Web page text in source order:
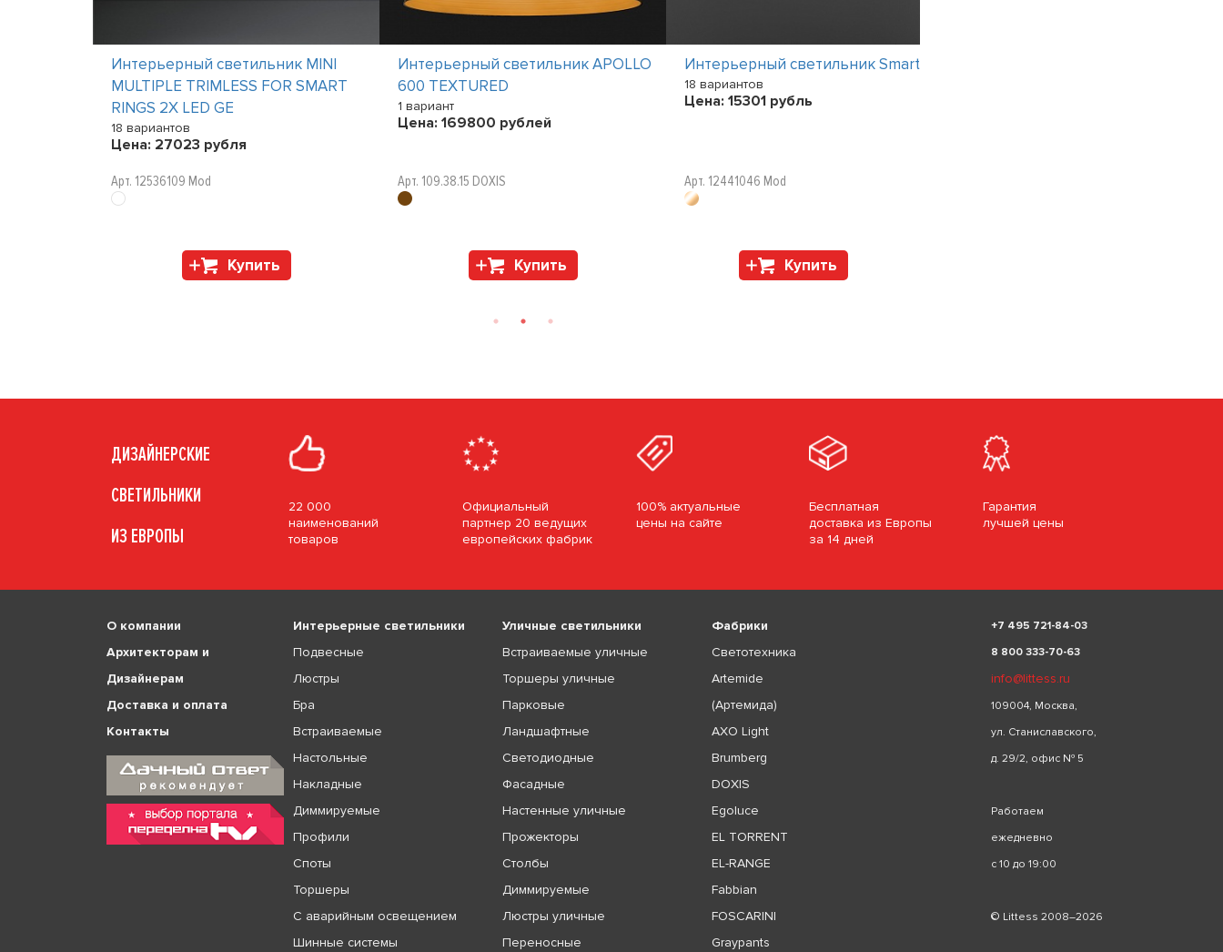
Интерьерный светильник MINI
MULTIPLE TRIMLESS FOR SMART
RINGS 2X LED GE
18 вариантов
Цена: 27023 рубля
Арт. 12536109 Mod
Купить
Интерьерный светильник APOLLO
600 TEXTURED
1 вариант
Цена: 169800 рублей
Арт. 109.38.15 DOXIS
Купить
Интерьерный светильник Smart
18 вариантов
Цена: 15301 рубль
Арт. 12441046 Mod
Купить
ДИЗАЙНЕРСКИЕ
СВЕТИЛЬНИКИ
ИЗ ЕВРОПЫ
22 000
наименований
товаров
Официальный
партнер 20 ведущих
европейских фабрик
100% актуальные
цены на сайте
Бесплатная
доставка из Европы
за 14 дней
Гарантия
лучшей цены
О компании
Архитекторам и
Дизайнерам
Доставка и оплата
Контакты
Интерьерные светильники
Подвесные
Люстры
Бра
Встраиваемые
Настольные
Накладные
Диммируемые
Профили
Споты
Торшеры
С аварийным освещением
Шинные системы
Уличные светильники
Встраиваемые уличные
Торшеры уличные
Парковые
Ландшафтные
Светодиодные
Фасадные
Настенные уличные
Прожекторы
Столбы
Диммируемые
Люстры уличные
Переносные
Фабрики
Светотехника
Artemide
(Артемида)
AXO Light
Brumberg
DOXIS
Egoluce
EL TORRENT
EL-RANGE
Fabbian
FOSCARINI
Graypants
+7 495 721-84-03
8 800 333-70-63
info@littess.ru
109004, Москва,
ул. Станиславского,
д. 29/2, офис № 5
Работаем
ежедневно
с 10 до 19:00
© Littess 2008–2026